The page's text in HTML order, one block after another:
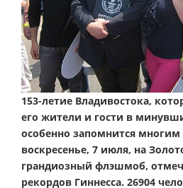
153-летие Владивостока,
его жители и гости в
особенно запомнится
воскресенье, 7 июля, на
грандиозный флэшмоб,
рекордов Гиннесса. 26904